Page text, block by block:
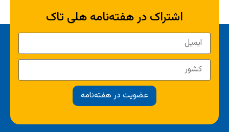
اشتراک در هفته‌نامه هلی تاک
عضویت در هفته‌نامه